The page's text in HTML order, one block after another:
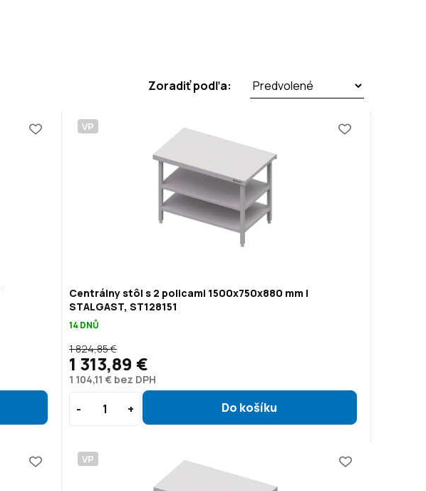
Zoradiť podľa:
VP
Centrálny stôl s 2 policami 1500x750x880 mm |
STALGAST, ST128151
14 DNŮ
1 104,11 € bez DPH
1 824,85 €
1 313,89 €
VP